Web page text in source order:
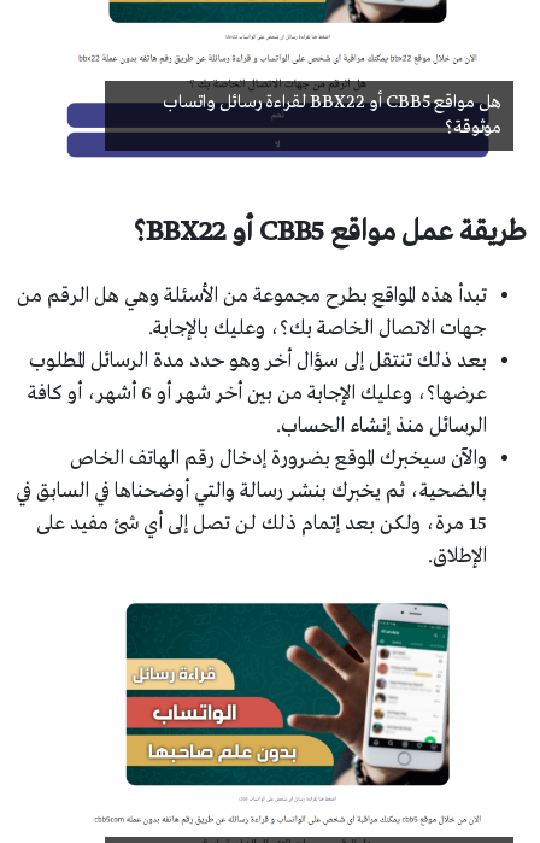
هل مواقع CBB5 أو BBX22 لقراءة رسائل واتساب
موثوقة؟
طريقة عمل مواقع CBB5 أوBBX22؟
تبدأ هذه المواقع بطرح مجموعة من الأسئلة وهي هل الرقم من
جهات الاتصال الخاصة بك؟، وعليك بالإجابة.
بعد ذلك تنتقل إلى سؤال أخر وهو حدد مدة الرسائل المطلوب
عرضها؟، وعليك الإجابة من بين أخر شهر أو 6 أشهر، أو كافة
الرسائل منذ إنشاء الحساب.
والآن سيخبرك الموقع بضرورة إدخال رقم الهاتف الخاص
بالضحية، ثم يخبرك بنشر رسالة والتي أوضحناها في السابق في
15 مرة، ولكن بعد إتمام ذلك لن تصل إلى أي شئ مفيد على
الإطلاق.